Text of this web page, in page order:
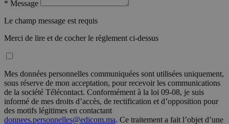
* Message
Le champ message est requis
Merci de lire et de cocher le règlement ci-dessus
Mes données personnelles communiquées sont utilisées uniquement,
sous réserve de mon acceptation, pour recevoir les communications
de la société Télécontact. Conformément à la loi 09-08, je suis
informé de mes droits d’accès, de rectification et d’opposition pour
des motifs légitimes en contactant
donnees.personnelles@edicom.ma. Ce traitement a fait l’objet d’une